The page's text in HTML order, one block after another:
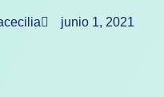
junio 1, 2021